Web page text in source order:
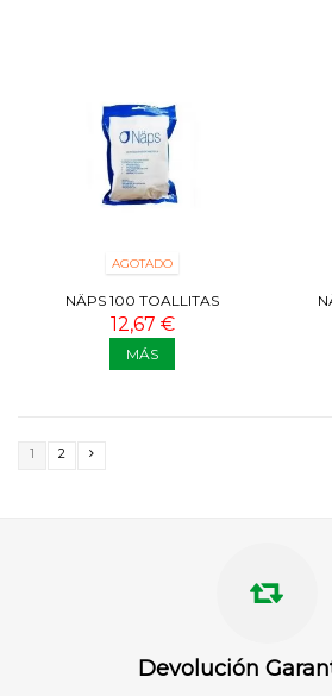
AGOTADO
NÄPS 100 TOALLITAS
12,67 €
MÁS
1 2
Devolución